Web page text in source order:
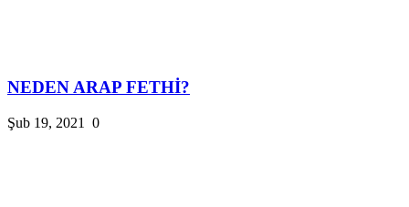
NEDEN ARAP FETHİ?
Şub 19, 2021 0